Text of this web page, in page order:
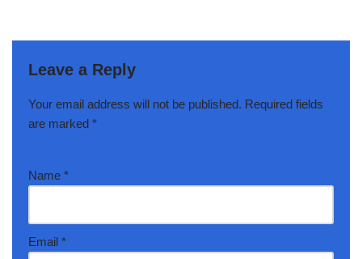
Leave a Reply
Your email address will not be published. Required fields
are marked *
Name *
Email *